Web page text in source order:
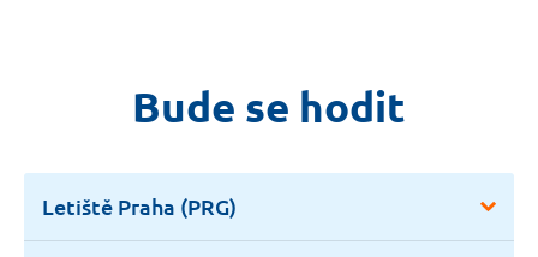
Bude se hodit
Letiště Praha (PRG)